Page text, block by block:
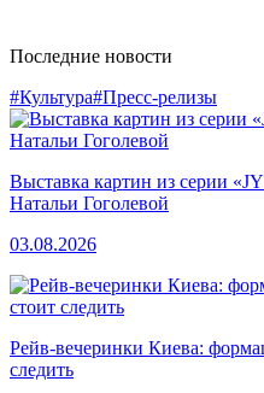
Последние новости
#Культура#Пресс-релизы
Выставка картин из серии
Натальи Гоголевой
03.08.2026
Рейв-вечеринки Киева:
следить